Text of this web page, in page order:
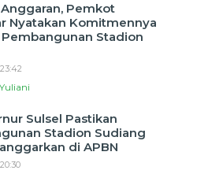
Pemkot
Nyatakan Komitmennya
Stadion
Sulsel Pastikan
Stadion Sudiang
di APBN